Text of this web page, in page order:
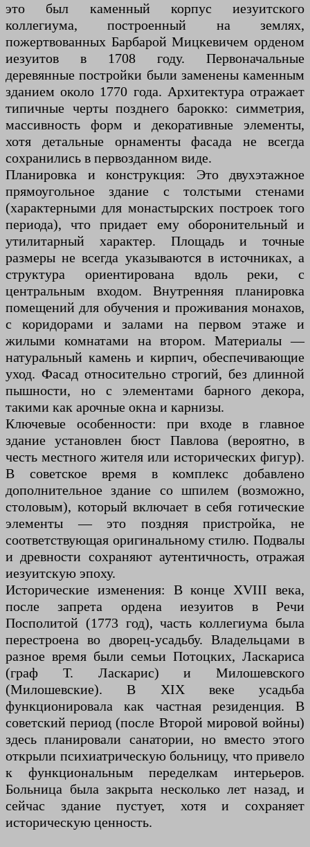
это был каменный корпус иезуитского
коллегиума, построенный на землях,
пожертвованных Барбарой Мицкевичем орденом
иезуитов в 1708 году. Первоначальные
деревянные постройки были заменены каменным
зданием около 1770 года. Архитектура отражает
типичные черты позднего барокко: симметрия,
массивность форм и декоративные элементы,
хотя детальные орнаменты фасада не всегда
сохранились в первозданном виде.
Планировка и конструкция: Это двухэтажное
прямоугольное здание с толстыми стенами
(характерными для монастырских построек того
периода), что придает ему оборонительный и
утилитарный характер. Площадь и точные
размеры не всегда указываются в источниках, а
структура ориентирована вдоль реки, с
центральным входом. Внутренняя планировка
помещений для обучения и проживания монахов,
с коридорами и залами на первом этаже и
жилыми комнатами на втором. Материалы —
натуральный камень и кирпич, обеспечивающие
уход. Фасад относительно строгий, без длинной
пышности, но с элементами барного декора,
такими как арочные окна и карнизы.
Ключевые особенности: при входе в главное
здание установлен бюст Павлова (вероятно, в
честь местного жителя или исторических фигур).
В советское время в комплекс добавлено
дополнительное здание со шпилем (возможно,
столовым), который включает в себя готические
элементы — это поздняя пристройка, не
соответствующая оригинальному стилю. Подвалы
и древности сохраняют аутентичность, отражая
иезуитскую эпоху.
Исторические изменения: В конце XVIII века,
после запрета ордена иезуитов в Речи
Посполитой (1773 год), часть коллегиума была
перестроена во дворец-усадьбу. Владельцами в
разное время были семьи Потоцких, Ласкариса
(граф Т. Ласкарис) и Милошевского
(Милошевские). В XIX веке усадьба
функционировала как частная резиденция. В
советский период (после Второй мировой войны)
здесь планировали санатории, но вместо этого
открыли психиатрическую больницу, что привело
к функциональным переделкам интерьеров.
Больница была закрыта несколько лет назад, и
сейчас здание пустует, хотя и сохраняет
историческую ценность.